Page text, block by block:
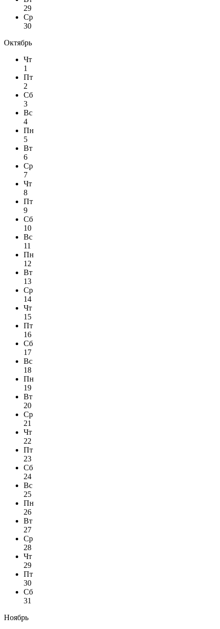
29
Ср
30
Октябрь
Чт
1
Пт
2
Сб
3
Вс
4
Пн
5
Вт
6
Ср
7
Чт
8
Пт
9
Сб
10
Вс
11
Пн
12
Вт
13
Ср
14
Чт
15
Пт
16
Сб
17
Вс
18
Пн
19
Вт
20
Ср
21
Чт
22
Пт
23
Сб
24
Вс
25
Пн
26
Вт
27
Ср
28
Чт
29
Пт
30
Сб
31
Ноябрь